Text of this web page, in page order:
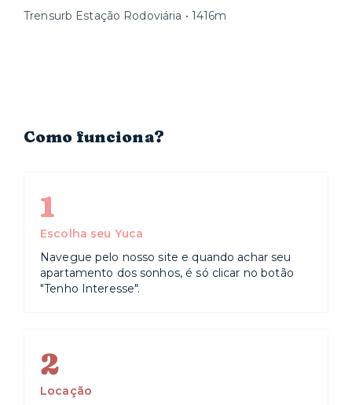
Trensurb Estação Rodoviária • 1416m
Como funciona?
1
Escolha seu Yuca
Navegue pelo nosso site e quando achar seu
apartamento dos sonhos, é só clicar no botão
"Tenho Interesse".
2
Locação